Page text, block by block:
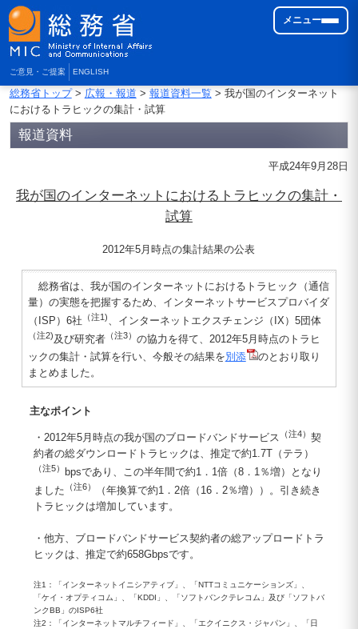
ご意見・ご提案 ENGLISH
メニュー
総務省トップ> 広報・報道 > 報道資料一覧> 我が国のインターネット
におけるトラヒックの集計・試算
報道資料
平成24年9月28日
我が国のインターネットにおけるトラヒックの集計・
試算
2012年5月時点の集計結果の公表
総務省は、我が国のインターネットにおけるトラヒック（通信
量）の実態を把握するため、インターネットサービスプロバイダ
（ISP）6社 （注1)、インターネットエクスチェンジ（IX）5団体
（注2)及び研究者（注3） の協力を得て、2012年5月時点のトラヒ
ックの集計・試算を行い、今般その結果を別添
のとおり取り
まとめました。
主なポイント
・2012年5月時点の我が国のブロードバンドサービス （注4） 契
約者の総ダウンロードトラヒックは、推定で約1.7T（テラ）
（注5）
bpsであり、この半年間で約1．1倍（8．1％増）となり
ました （注6）
（年換算で約1．2倍（16．2％増））。引き続き
トラヒックは増加しています。
・他方、ブロードバンドサービス契約者の総アップロードトラ
ヒックは、推定で約658Gbpsです。
注1：「インターネットイニシアティブ」、「NTTコミュニケーションズ」、
「ケイ・オプティコム」、「KDDI」、「ソフトバンクテレコム」及び「ソフトバ
ンクBB」のISP6社
注2：「インターネットマルチフィード」、「エクイニクス・ジャパン」、「日